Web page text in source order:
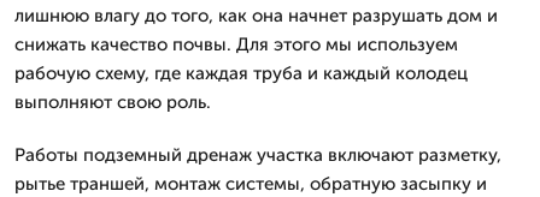
лишнюю влагу до того, как она начнет разрушать дом и
снижать качество почвы. Для этого мы используем
рабочую схему, где каждая труба и каждый колодец
выполняют свою роль.
Работы подземный дренаж участка включают разметку,
рытье траншей, монтаж системы, обратную засыпку и